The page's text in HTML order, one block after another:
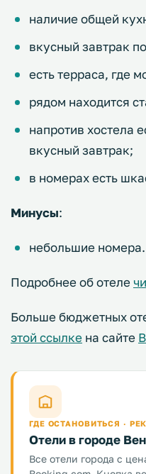
наличие общей
вкусный завтрак
есть терраса, где
рядом находится
напротив хостела
вкусный завтрак;
в номерах есть
Минусы:
небольшие номера.
Подробнее об отеле
Больше бюджетных
этой ссылке на сайте
ГДЕ ОСТАНОВИТЬСЯ ·
Отели в городе
Все отели города с